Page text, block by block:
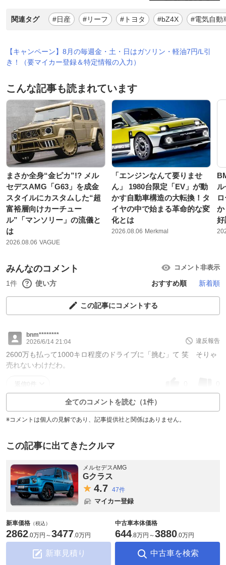
関連タグ #日産 #リーフ #トヨタ #bZ4X #電気自動
【キャンペーン】8月の毎週金・土・日はガソリン・軽油7円/L引
き！（要マイカー登録＆特定情報の入力）
こんな記事も読まれています
まさか全身“金ピカ”!? メル
セデスAMG「G63」を成金
スタイルにカスタムした“超
富裕層向けカーチュー
ル”「マンソリー」の流儀と
は
2026.08.06 VAGUE
「エンジンなんて要りませ
ん」 1980台限定「EV」が動
かす自動車構造の大転換！タ
イヤの中で始まる革命的な変
化とは
2026.08.06 Merkmal
好
みんなのコメント コメント非表示
1件 使い方 おすすめ順 新着順
この記事にコメントする
bnm********
2026/6/14 21:04
違反報告
2600万も払って1000キロ程度のドライブに「挑む」て 笑 そりゃ
売れないわけだわ。
全てのコメントを読む（1件）
※コメントは個人の見解であり、記事提供社と関係はありません。
この記事に出てきたクルマ
メルセデスAMG
Gクラス
4.7 47件
マイカー登録
新車価格 （税込）
2862.0万円 ～3477.0万円
新車見積り
中古車本体価格
644.8万円 ～3880.0万円
中古車を検索